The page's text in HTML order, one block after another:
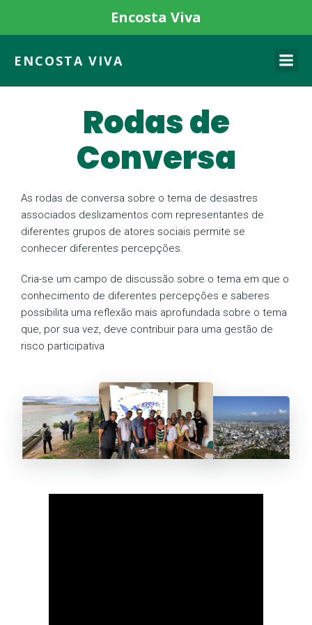
ENCOSTA VIVA
Rodas de
Conversa
As rodas de conversa sobre o tema de desastres
associados deslizamentos com representantes de
diferentes grupos de atores sociais permite se
conhecer diferentes percepções.
Cria-se um campo de discussão sobre o tema em que o
conhecimento de diferentes percepções e saberes
possibilita uma reflexão mais aprofundada sobre o tema
que, por sua vez, deve contribuir para uma gestão de
risco participativa
Encosta Viva